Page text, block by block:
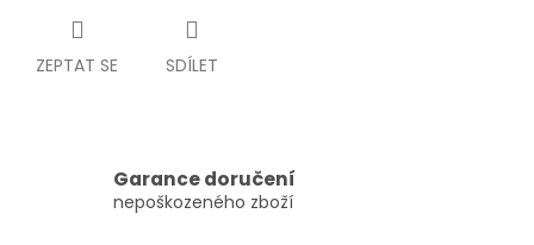
ZEPTAT SE SDÍLET
Garance doručení
nepoškozeného zboží